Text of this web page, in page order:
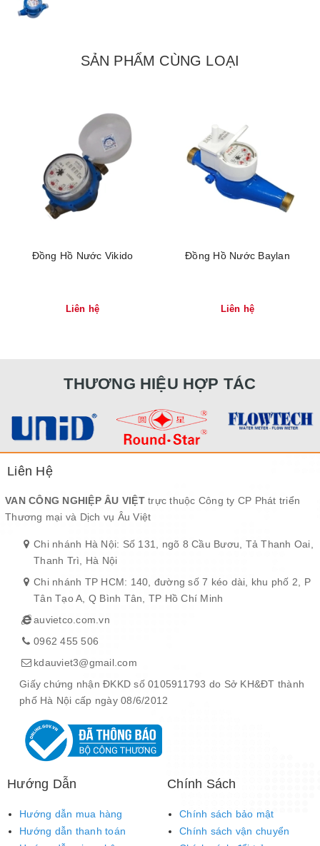
SẢN PHẨM CÙNG LOẠI
Đồng Hồ Nước Vikido
Liên hệ
Đồng Hồ Nước Baylan
Liên hệ
THƯƠNG HIỆU HỢP TÁC
Liên Hệ
VAN CÔNG NGHIỆP ÂU VIỆTtrực thuộc Công ty CP Phát triển
Thương mại và Dịch vụ Âu Việt
Chi nhánh Hà Nội: Số 131, ngõ 8 Cầu Bươu, Tả Thanh Oai,
Thanh Trì, Hà Nội
Chi nhánh TP HCM: 140, đường số 7 kéo dài, khu phố 2, P
Tân Tạo A, Q Bình Tân, TP Hồ Chí Minh
auvietco.com.vn
0962 455 506
kdauviet3@gmail.com
Giấy chứng nhận ĐKKD số 0105911793 do Sở KH&ĐT thành
phố Hà Nội cấp ngày 08/6/2012
Hướng Dẫn
Hướng dẫn mua hàng
Hướng dẫn thanh toán
Chính Sách
Chính sách bảo mật
Chính sách vận chuyển